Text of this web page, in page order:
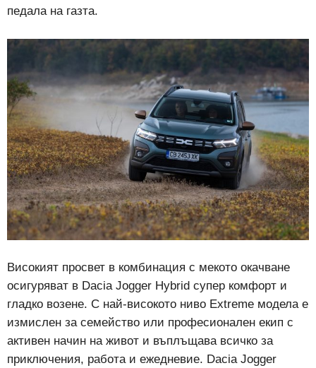
педала на газта.
Високият просвет в комбинация с мекото окачване
осигуряват в Dacia Jogger Hybrid супер комфорт и
гладко возене. С най-високото ниво Extreme модела е
измислен за семейство или професионален екип с
активен начин на живот и въплъщава всичко за
приключения, работа и ежедневие. Dacia Jogger